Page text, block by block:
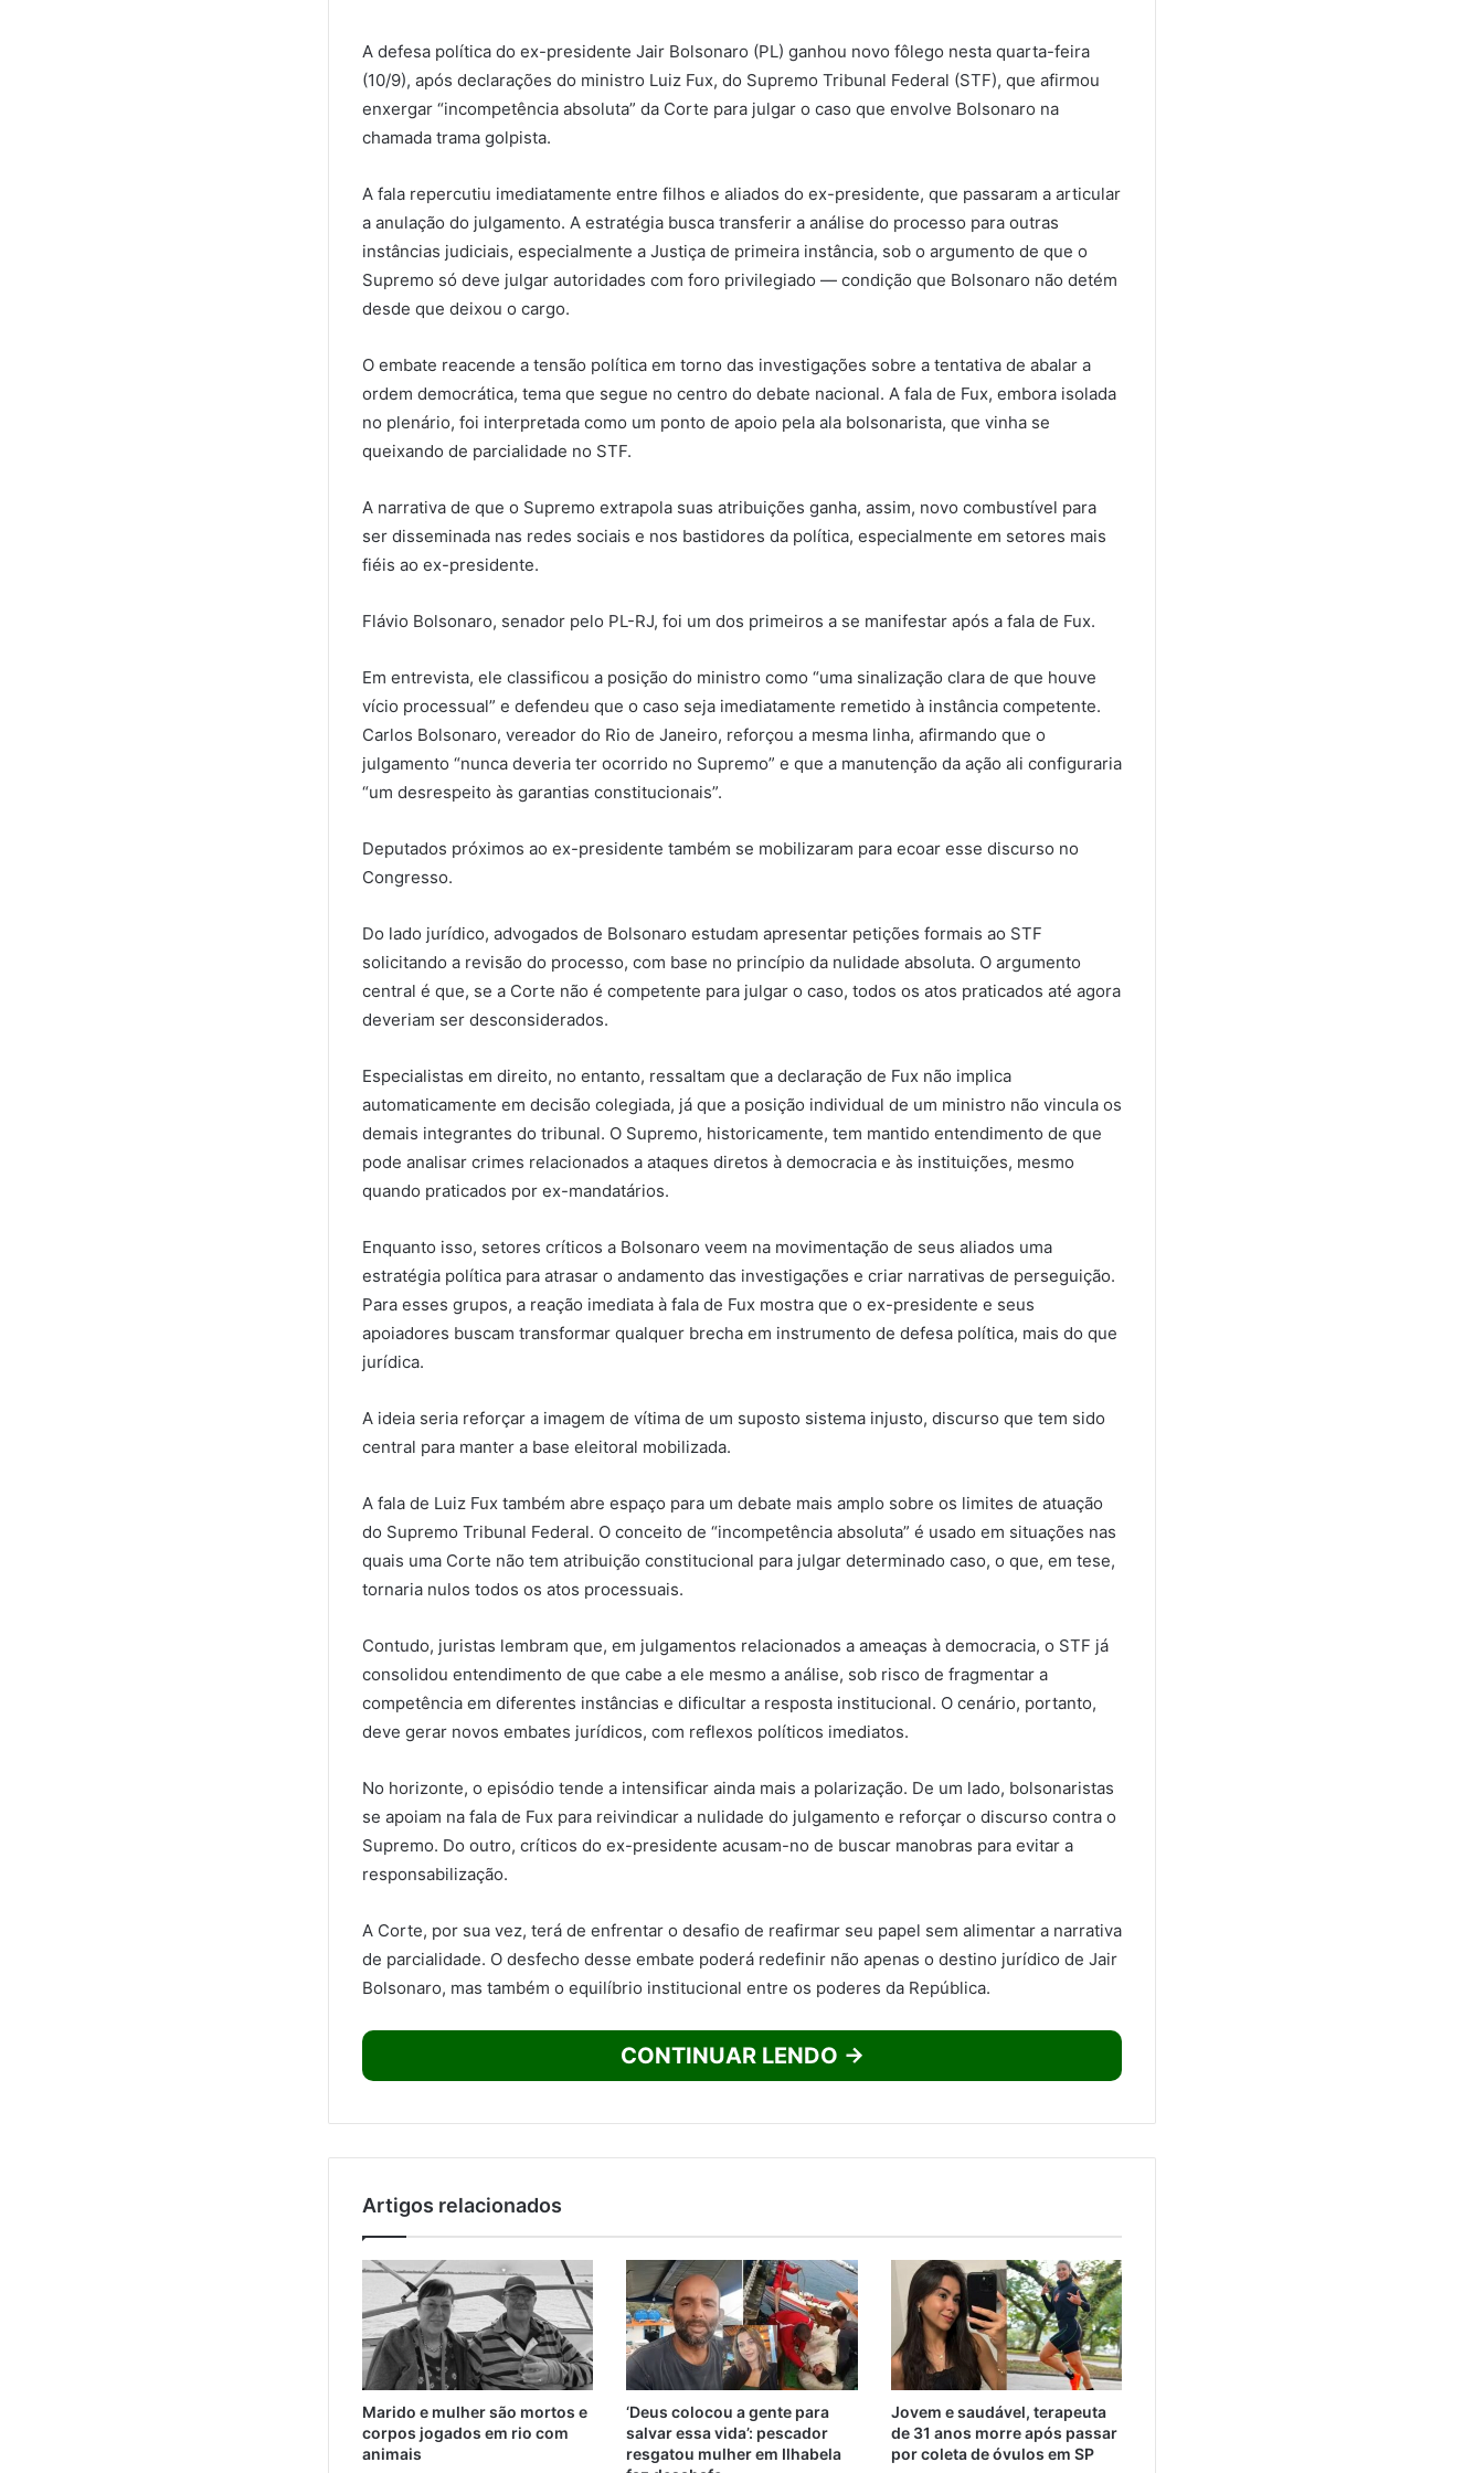
A defesa política do ex-presidente Jair Bolsonaro (PL) ganhou novo fôlego nesta quarta-feira
(10/9), após declarações do ministro Luiz Fux, do Supremo Tribunal Federal (STF), que afirmou
enxergar “incompetência absoluta” da Corte para julgar o caso que envolve Bolsonaro na
chamada trama golpista.
A fala repercutiu imediatamente entre filhos e aliados do ex-presidente, que passaram a articular
a anulação do julgamento. A estratégia busca transferir a análise do processo para outras
instâncias judiciais, especialmente a Justiça de primeira instância, sob o argumento de que o
Supremo só deve julgar autoridades com foro privilegiado — condição que Bolsonaro não detém
desde que deixou o cargo.
O embate reacende a tensão política em torno das investigações sobre a tentativa de abalar a
ordem democrática, tema que segue no centro do debate nacional. A fala de Fux, embora isolada
no plenário, foi interpretada como um ponto de apoio pela ala bolsonarista, que vinha se
queixando de parcialidade no STF.
A narrativa de que o Supremo extrapola suas atribuições ganha, assim, novo combustível para
ser disseminada nas redes sociais e nos bastidores da política, especialmente em setores mais
fiéis ao ex-presidente.
Flávio Bolsonaro, senador pelo PL-RJ, foi um dos primeiros a se manifestar após a fala de Fux.
Em entrevista, ele classificou a posição do ministro como “uma sinalização clara de que houve
vício processual” e defendeu que o caso seja imediatamente remetido à instância competente.
Carlos Bolsonaro, vereador do Rio de Janeiro, reforçou a mesma linha, afirmando que o
julgamento “nunca deveria ter ocorrido no Supremo” e que a manutenção da ação ali configuraria
“um desrespeito às garantias constitucionais”.
Deputados próximos ao ex-presidente também se mobilizaram para ecoar esse discurso no
Congresso.
Do lado jurídico, advogados de Bolsonaro estudam apresentar petições formais ao STF
solicitando a revisão do processo, com base no princípio da nulidade absoluta. O argumento
central é que, se a Corte não é competente para julgar o caso, todos os atos praticados até agora
deveriam ser desconsiderados.
Especialistas em direito, no entanto, ressaltam que a declaração de Fux não implica
automaticamente em decisão colegiada, já que a posição individual de um ministro não vincula os
demais integrantes do tribunal. O Supremo, historicamente, tem mantido entendimento de que
pode analisar crimes relacionados a ataques diretos à democracia e às instituições, mesmo
quando praticados por ex-mandatários.
Enquanto isso, setores críticos a Bolsonaro veem na movimentação de seus aliados uma
estratégia política para atrasar o andamento das investigações e criar narrativas de perseguição.
Para esses grupos, a reação imediata à fala de Fux mostra que o ex-presidente e seus
apoiadores buscam transformar qualquer brecha em instrumento de defesa política, mais do que
jurídica.
A ideia seria reforçar a imagem de vítima de um suposto sistema injusto, discurso que tem sido
central para manter a base eleitoral mobilizada.
A fala de Luiz Fux também abre espaço para um debate mais amplo sobre os limites de atuação
do Supremo Tribunal Federal. O conceito de “incompetência absoluta” é usado em situações nas
quais uma Corte não tem atribuição constitucional para julgar determinado caso, o que, em tese,
tornaria nulos todos os atos processuais.
Contudo, juristas lembram que, em julgamentos relacionados a ameaças à democracia, o STF já
consolidou entendimento de que cabe a ele mesmo a análise, sob risco de fragmentar a
competência em diferentes instâncias e dificultar a resposta institucional. O cenário, portanto,
deve gerar novos embates jurídicos, com reflexos políticos imediatos.
No horizonte, o episódio tende a intensificar ainda mais a polarização. De um lado, bolsonaristas
se apoiam na fala de Fux para reivindicar a nulidade do julgamento e reforçar o discurso contra o
Supremo. Do outro, críticos do ex-presidente acusam-no de buscar manobras para evitar a
responsabilização.
A Corte, por sua vez, terá de enfrentar o desafio de reafirmar seu papel sem alimentar a narrativa
de parcialidade. O desfecho desse embate poderá redefinir não apenas o destino jurídico de Jair
Bolsonaro, mas também o equilíbrio institucional entre os poderes da República.
CONTINUAR LENDO →
Artigos relacionados
Marido e mulher são mortos e
corpos jogados em rio com
animais
‘Deus colocou a gente para
salvar essa vida’: pescador
resgatou mulher em Ilhabela
Jovem e saudável, terapeuta
de 31 anos morre após passar
por coleta de óvulos em SP